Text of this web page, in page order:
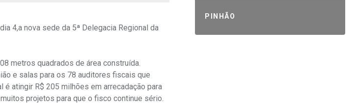
4,a nova sede da 5ª Delegacia Regional da
metros quadrados de área construída.
e salas para os 78 auditores fiscais que
é atingir R$ 205 milhões em arrecadação para
projetos para que o fisco continue sério.
PINHÃO